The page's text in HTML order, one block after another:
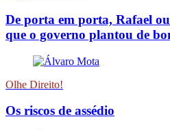
De porta em porta, Rafael
que o governo plantou de
Olhe Direito!
Os riscos de assédio